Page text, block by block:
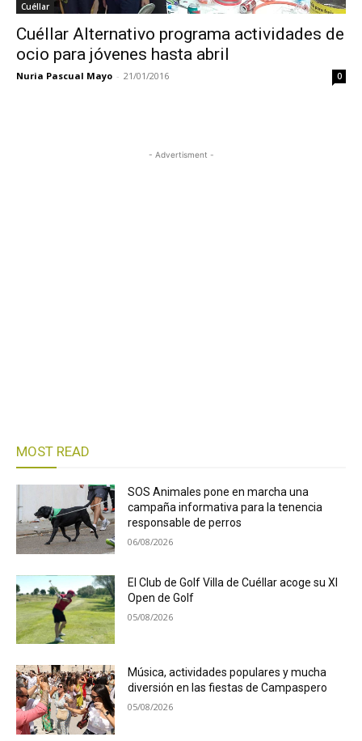
Cuéllar
Cuéllar Alternativo programa actividades de
ocio para jóvenes hasta abril
Nuria Pascual Mayo - 21/01/2016 0
- Advertisment -
MOST READ
SOS Animales pone en marcha una
campaña informativa para la tenencia
responsable de perros
06/08/2026
El Club de Golf Villa de Cuéllar acoge su XI
Open de Golf
05/08/2026
Música, actividades populares y mucha
diversión en las fiestas de Campaspero
05/08/2026